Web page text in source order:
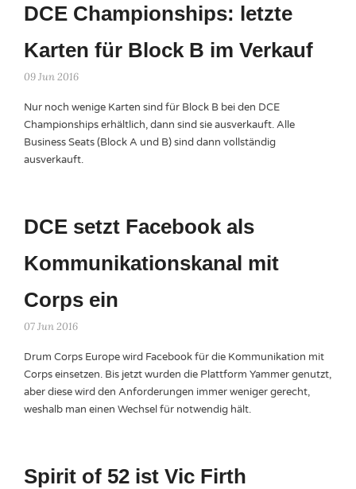
DCE Championships: letzte
Karten für Block B im Verkauf
09 Jun 2016
Nur noch wenige Karten sind für Block B bei den DCE
Championships erhältlich, dann sind sie ausverkauft. Alle
Business Seats (Block A und B) sind dann vollständig
ausverkauft.
DCE setzt Facebook als
Kommunikationskanal mit
Corps ein
07 Jun 2016
Drum Corps Europe wird Facebook für die Kommunikation mit
Corps einsetzen. Bis jetzt wurden die Plattform Yammer genutzt,
aber diese wird den Anforderungen immer weniger gerecht,
weshalb man einen Wechsel für notwendig hält.
Spirit of 52 ist Vic Firth